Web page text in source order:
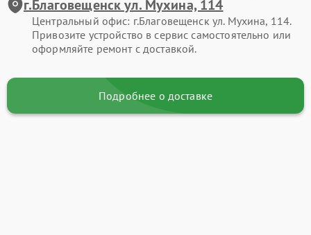
г.Благовещенск ул. Мухина, 114
Центральный офис: г.Благовещенск ул. Мухина, 114.
Привозите устройство в сервис самостоятельно или
оформляйте ремонт с доставкой.
Подробнее о доставке